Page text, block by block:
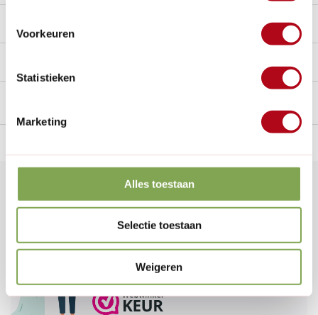
Voorkeuren
Statistieken
Marketing
Alles toestaan
Selectie toestaan
Weigeren
Klantenservice
0346 218 111
info@dewiltfang.nl
+31 640511932